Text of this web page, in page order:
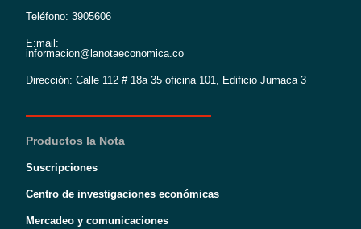
Teléfono: 3905606
E:mail:
informacion@lanotaeconomica.co
Dirección: Calle 112 # 18a 35 oficina 101, Edificio Jumaca 3
Productos la Nota
Suscripciones
Centro de investigaciones económicas
Mercadeo y comunicaciones